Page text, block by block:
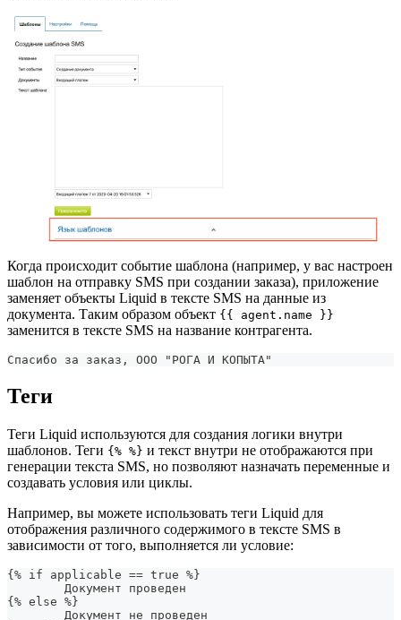
Когда происходит событие шаблона (например, у вас настроен
шаблон на отправку SMS при создании заказа), приложение
заменяет объекты Liquid в тексте SMS на данные из
документа. Таким образом объект {{ agent.name }}
заменится в тексте SMS на название контрагента.
Спасибо за заказ, ООО "РОГА И КОПЫТА"
Теги
Теги Liquid используются для создания логики внутри
шаблонов. Теги {% %} и текст внутри не отображаются при
генерации текста SMS, но позволяют назначать переменные и
создавать условия или циклы.
Например, вы можете использовать теги Liquid для
отображения различного содержимого в тексте SMS в
зависимости от того, выполняется ли условие:
{% if applicable == true %}
	Документ проведен
{% else %}
	Документ не проведен